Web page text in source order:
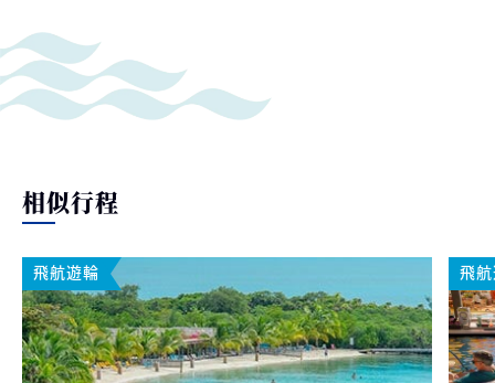
相似行程
飛航遊輪 飛